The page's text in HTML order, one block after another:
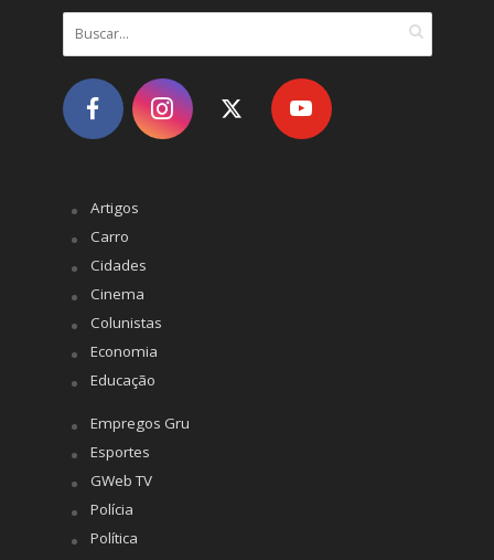
Artigos
Carro
Cidades
Cinema
Colunistas
Economia
Educação
Empregos Gru
Esportes
GWeb TV
Polícia
Política